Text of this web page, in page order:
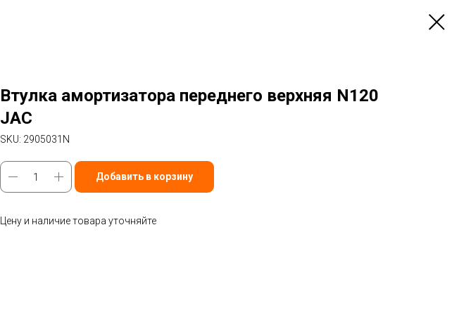
Втулка амортизатора переднего верхняя N120
JAC
SKU: 2905031N
Добавить в корзину
Цену и наличие товара уточняйте